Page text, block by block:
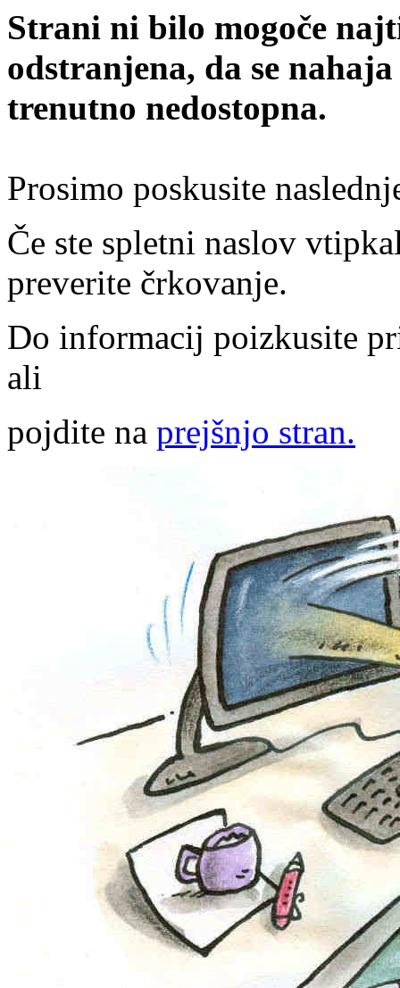
Strani ni bilo mogoče
odstranjena, da se
trenutno nedostopna.
Prosimo poskusite
Če ste spletni naslov
preverite črkovanje.
Do informacij poizkusite
ali
pojdite na prejšnjo stran.